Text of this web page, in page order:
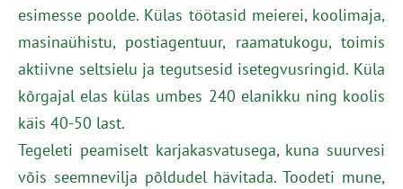
esimesse poolde. Külas töötasid meierei, koolimaja,
masinaühistu, postiagentuur, raamatukogu, toimis
aktiivne seltsielu ja tegutsesid isetegvusringid. Küla
kõrgajal elas külas umbes 240 elanikku ning koolis
käis 40-50 last.
Tegeleti peamiselt karjakasvatusega, kuna suurvesi
võis seemnevilja põldudel hävitada. Toodeti mune,